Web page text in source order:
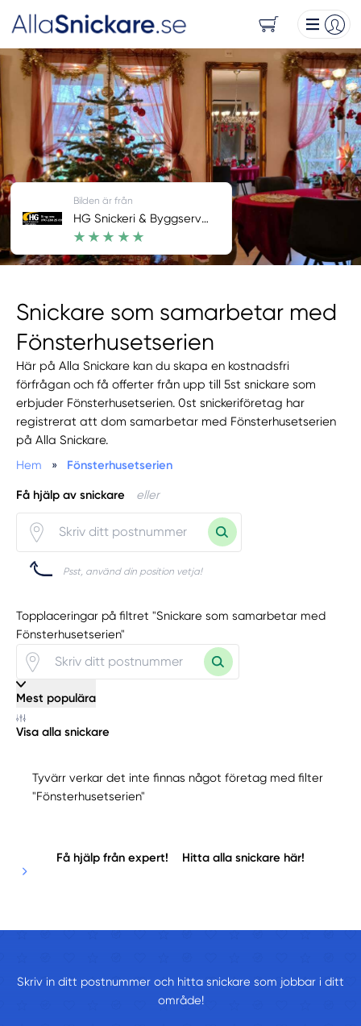
Snickare som samarbetar med
Fönsterhusetserien
Här på Alla Snickare kan du skapa en kostnadsfri
förfrågan och få offerter från upp till 5st snickare som
erbjuder Fönsterhusetserien. 0st snickeriföretag har
registrerat att dom samarbetar med Fönsterhusetserien
på Alla Snickare.
Hem
» Fönsterhusetserien
Få hjälp av snickare eller
Psst, använd din position vetja!
Bilden är från
HG Snickeri & Byggservice
Topplaceringar på filtret "Snickare som samarbetar med
Fönsterhusetserien"
Mest populära
Visa alla snickare
Tyvärr verkar det inte finnas något företag med filter
"Fönsterhusetserien"
Få hjälp från expert! Hitta alla snickare här!
Skriv in ditt postnummer och hitta snickare som jobbar i ditt
område!